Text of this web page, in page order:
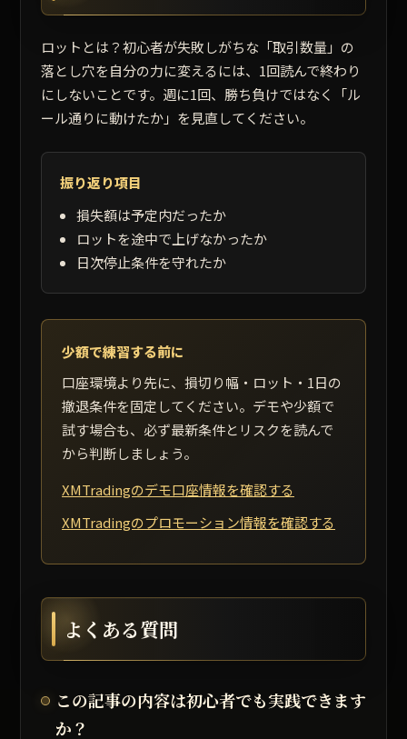
ロットとは？初心者が失敗しがちな「取引数量」の
落とし穴を自分の力に変えるには、1回読んで終わり
にしないことです。週に1回、勝ち負けではなく「ル
ール通りに動けたか」を見直してください。
振り返り項目
損失額は予定内だったか
ロットを途中で上げなかったか
日次停止条件を守れたか
少額で練習する前に
口座環境より先に、損切り幅・ロット・1日の
撤退条件を固定してください。デモや少額で
試す場合も、必ず最新条件とリスクを読んで
から判断しましょう。
XMTradingのデモ口座情報を確認する
XMTradingのプロモーション情報を確認する
よくある質問
この記事の内容は初心者でも実践できます
か？